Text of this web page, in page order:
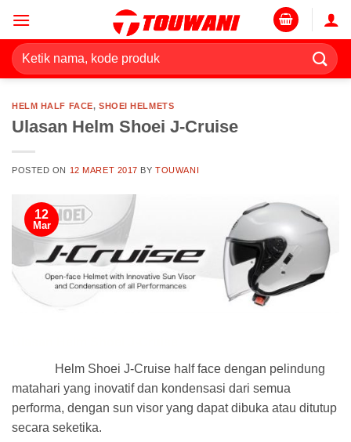
content
Pencarian
untuk:
HELM HALF FACE, SHOEI HELMETS
Ulasan Helm Shoei J-Cruise
POSTED ON 12 MARET 2017 BYTOUWANI
12
Mar
Helm Shoei J-Cruise half face dengan pelindung
matahari yang inovatif dan kondensasi dari semua
performa, dengan sun visor yang dapat dibuka atau ditutup
secara seketika.